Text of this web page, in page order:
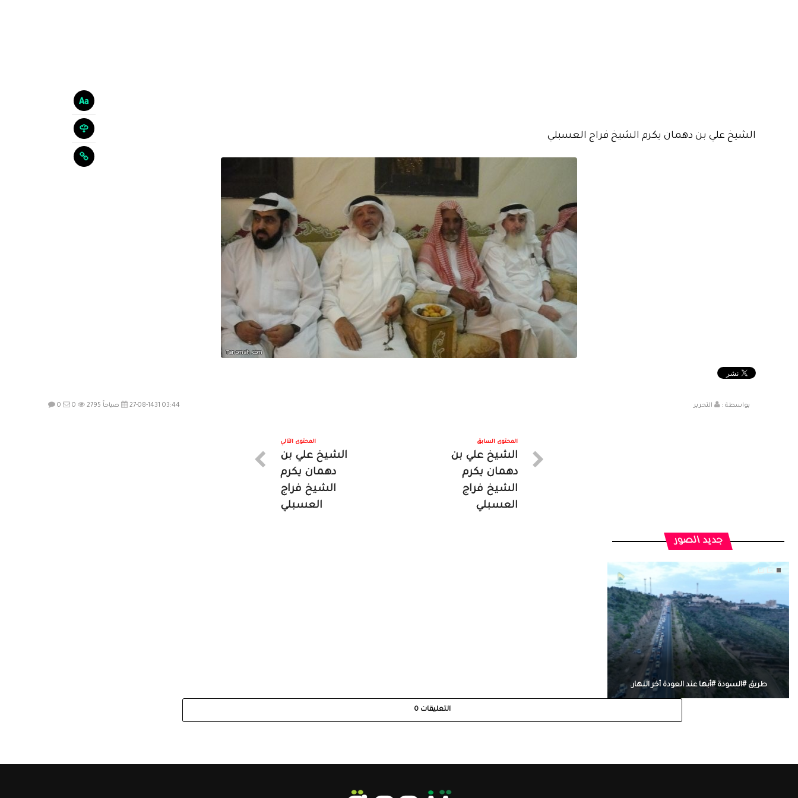
الشيخ علي بن دهمان يكرم الشيخ فراج العسبلي
بواسطة : التحرير 27-08-1431 03:44 صباحاً 0 0 2795
المحتوى السابق
الشيخ علي بن
دهمان يكرم
الشيخ فراج
العسبلي
المحتوى التالي
الشيخ علي بن
دهمان يكرم
الشيخ فراج
العسبلي
جديد الصور
طريق #السودة #أبها عند العودة أخر النهار.
التعليقات 0